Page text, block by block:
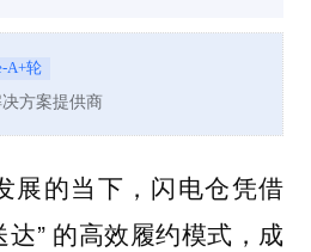
A+轮
方案提供商
展的当下，闪电仓凭借
” 的高效履约模式，成